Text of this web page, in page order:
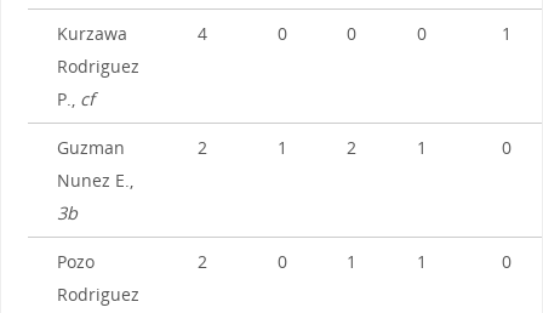
Kurzawa
Rodriguez
P., cf
4 0 0 0 1
Guzman
Nunez E.,
3b
2 1 2 1 0
Pozo
Rodriguez
2 0 1 1 0